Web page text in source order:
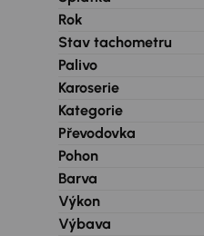
Rok
Stav tachometru
Palivo
Karoserie
Kategorie
Převodovka
Pohon
Barva
Výkon
Výbava